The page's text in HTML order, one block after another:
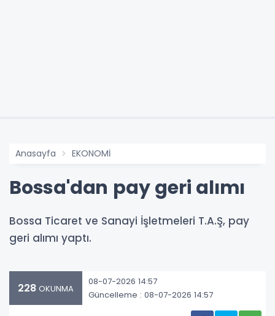
Anasayfa EKONOMİ
Bossa'dan pay geri alımı
Bossa Ticaret ve Sanayi İşletmeleri T.A.Ş, pay
geri alımı yaptı.
228 OKUNMA
08-07-2026 14:57
Güncelleme : 08-07-2026 14:57